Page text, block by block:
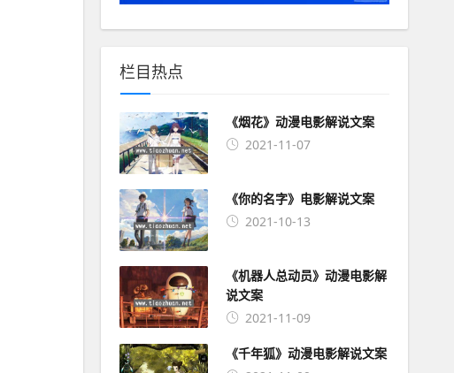
栏目热点
《烟花》动漫电影解说文案
2021-11-07
《你的名字》电影解说文案
2021-10-13
《机器人总动员》动漫电影解
说文案
2021-11-09
《千年狐》动漫电影解说文案